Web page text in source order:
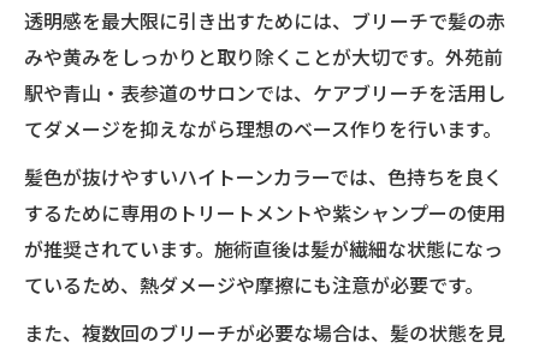
透明感を最大限に引き出すためには、ブリーチで髪の赤
みや黄みをしっかりと取り除くことが大切です。外苑前
駅や青山・表参道のサロンでは、ケアブリーチを活用し
てダメージを抑えながら理想のベース作りを行います。
髪色が抜けやすいハイトーンカラーでは、色持ちを良く
するために専用のトリートメントや紫シャンプーの使用
が推奨されています。施術直後は髪が繊細な状態になっ
ているため、熱ダメージや摩擦にも注意が必要です。
また、複数回のブリーチが必要な場合は、髪の状態を見